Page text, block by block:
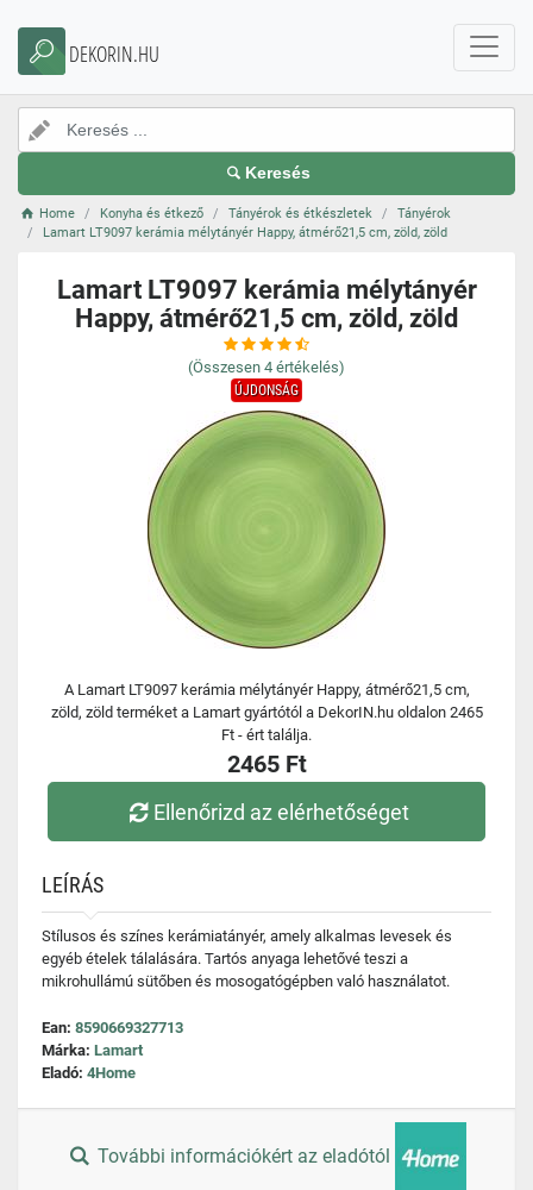
DEKORIN.HU
Keresés
Home Konyha és étkező Tányérok és étkészletek
Tányérok
Lamart LT9097 kerámia mélytányér Happy, átmérő21,5 cm, zöld, zöld
Lamart LT9097 kerámia mélytányér
Happy, átmérő21,5 cm, zöld, zöld
(Összesen 4 értékelés)
ÚJDONSÁG
A Lamart LT9097 kerámia mélytányér Happy, átmérő21,5 cm,
zöld, zöld terméket a Lamart gyártótól a DekorIN.hu oldalon 2465
Ft - ért találja.
2465 Ft
Ellenőrizd az elérhetőséget
LEÍRÁS
Stílusos és színes kerámiatányér, amely alkalmas levesek és
egyéb ételek tálalására. Tartós anyaga lehetővé teszi a
mikrohullámú sütőben és mosogatógépben való használatot.
Ean: 8590669327713
Márka: Lamart
Eladó: 4Home
További információkért az eladótól